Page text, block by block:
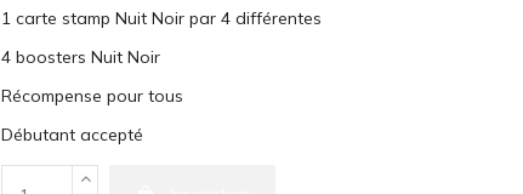
1 carte stamp Nuit Noir par 4 différentes
4 boosters Nuit Noir
Récompense pour tous
Débutant accepté